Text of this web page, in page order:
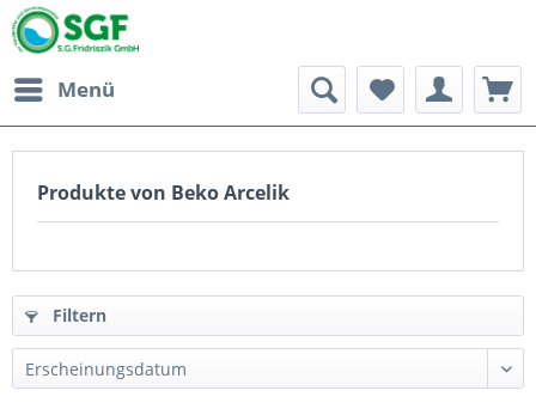
Menü
Produkte von Beko Arcelik
Filtern